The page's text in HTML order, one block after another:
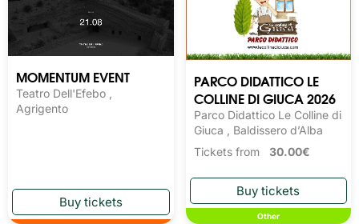
MOMENTUM EVENT
Teatro Dell'Efebo ,
Agrigento
PARCO DIDATTICO LE
COLLINE DI GIUCA 2026
Parco Didattico Le Colline di
Giuca , Baldissero d’Alba
Tickets from 30.00€
Other